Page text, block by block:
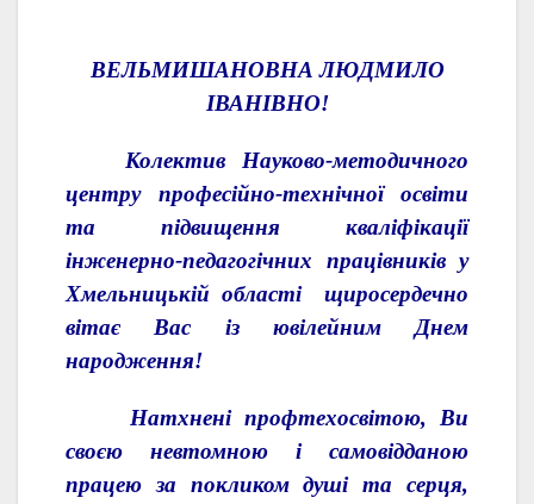
ВЕЛЬМИШАНОВНА ЛЮДМИЛО
ІВАНІВНО!
Колектив Науково-методичного
центру професійно-технічної освіти
та підвищення кваліфікації
інженерно-педагогічних працівників у
Хмельницькій області щиросердечно
вітає Вас із ювілейним Днем
народження!
Натхнені профтехосвітою, Ви
своєю невтомною і самовідданою
працею за покликом душі та серця,